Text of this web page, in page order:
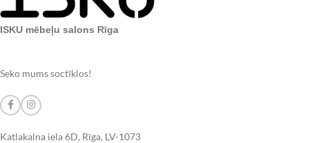
ISKU mēbeļu salons Rīga
Seko mums soctīklos!
Katlakalna iela 6D, Rīga, LV-1073